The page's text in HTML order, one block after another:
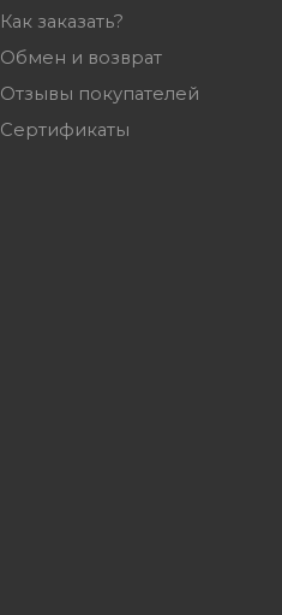
Как заказать?
Обмен и возврат
Отзывы покупателей
Сертификаты